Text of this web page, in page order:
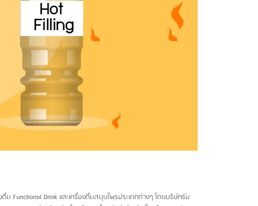
Functional Drink และเครื่องดื่มสมุนไพรประเภทต่างๆ โดยบริษัทรับ